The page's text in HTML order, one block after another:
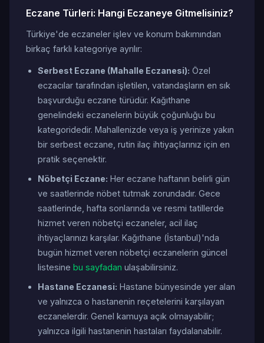
Eczane Türleri: Hangi Eczaneye Gitmelisiniz?
Türkiye'de eczaneler işlev ve konum bakımından
birkaç farklı kategoriye ayrılır:
Serbest Eczane (Mahalle Eczanesi): Özel
eczacılar tarafından işletilen, vatandaşların en sık
başvurduğu eczane türüdür. Kağıthane
genelindeki eczanelerin büyük çoğunluğu bu
kategoridedir. Mahallenizde veya iş yerinize yakın
bir serbest eczane, rutin ilaç ihtiyaçlarınız için en
pratik seçenektir.
Nöbetçi Eczane: Her eczane haftanın belirli gün
ve saatlerinde nöbet tutmak zorundadır. Gece
saatlerinde, hafta sonlarında ve resmi tatillerde
hizmet veren nöbetçi eczaneler, acil ilaç
ihtiyaçlarınızı karşılar. Kağıthane (İstanbul)'nda
bugün hizmet veren nöbetçi eczanelerin güncel
listesine bu sayfadan ulaşabilirsiniz.
Hastane Eczanesi: Hastane bünyesinde yer alan
ve yalnızca o hastanenin reçetelerini karşılayan
eczanelerdir. Genel kamuya açık olmayabilir;
yalnızca ilgili hastanenin hastaları faydalanabilir.